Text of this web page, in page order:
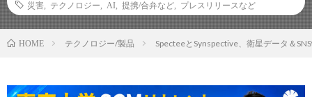
災害
テクノロジー AI 提携/合弁など プレスリリースなど
HOME テクノロジー/製品 SpecteeとSynspective、衛星データ＆